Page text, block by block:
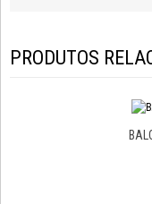
PRODUTOS